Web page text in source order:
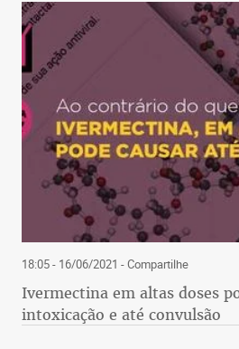
18:05 - 16/06/2021 - Compartilhe
Ivermectina em altas doses
intoxicação e até convulsão